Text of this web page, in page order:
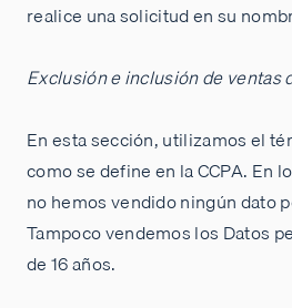
realice una solicitud en su
Exclusión e inclusión de ventas
En esta sección, utilizamos el
como se define en la CCPA. En
no hemos vendido ningún dato
Tampoco vendemos los Datos
de 16 años.